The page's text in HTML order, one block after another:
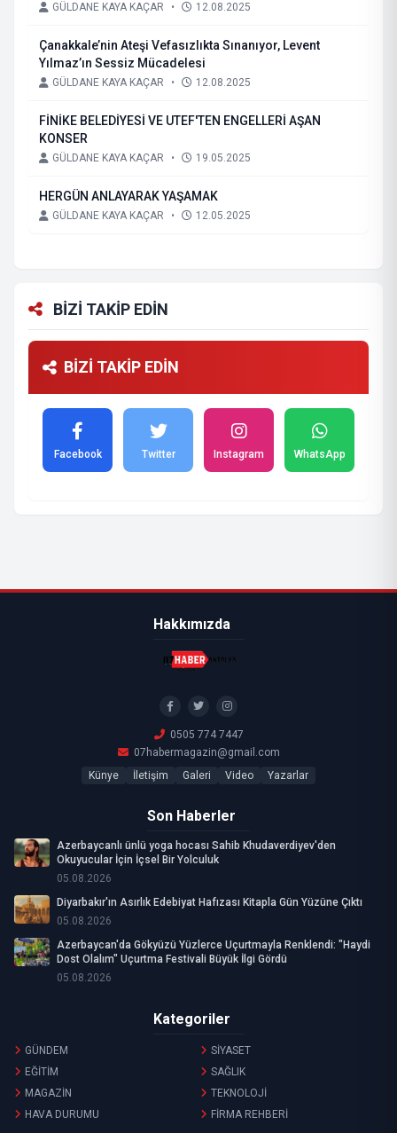
GÜLDANE KAYA KAÇAR • 12.08.2025
Çanakkale’nin Ateşi Vefasızlıkta Sınanıyor, Levent
Yılmaz’ın Sessiz Mücadelesi
GÜLDANE KAYA KAÇAR • 12.08.2025
FİNİKE BELEDİYESİ VE UTEF'TEN ENGELLERİ AŞAN
KONSER
GÜLDANE KAYA KAÇAR • 19.05.2025
HERGÜN ANLAYARAK YAŞAMAK
GÜLDANE KAYA KAÇAR • 12.05.2025
BİZİ TAKİP EDİN
BİZİ TAKİP EDİN
Facebook Twitter Instagram WhatsApp
Hakkımızda
0505 774 7447
07habermagazin@gmail.com
Künye
İletişim Galeri Video Yazarlar
Son Haberler
Azerbaycanlı ünlü yoga hocası Sahib Khudaverdiyev'den
Okuyucular İçin İçsel Bir Yolculuk
05.08.2026
Diyarbakır'ın Asırlık Edebiyat Hafızası Kitapla Gün Yüzüne Çıktı
05.08.2026
Azerbaycan'da Gökyüzü Yüzlerce Uçurtmayla Renklendi: "Haydi
Dost Olalım" Uçurtma Festivali Büyük İlgi Gördü
05.08.2026
Kategoriler
GÜNDEM
SİYASET
EĞİTİM
SAĞLIK
MAGAZİN
TEKNOLOJİ
HAVA DURUMU
FİRMA REHBERİ